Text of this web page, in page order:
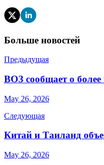
Больше новостей
Предыдущая
ВОЗ сообщает о
May 26, 2026
Следующая
Китай и Таиланд
May 26, 2026